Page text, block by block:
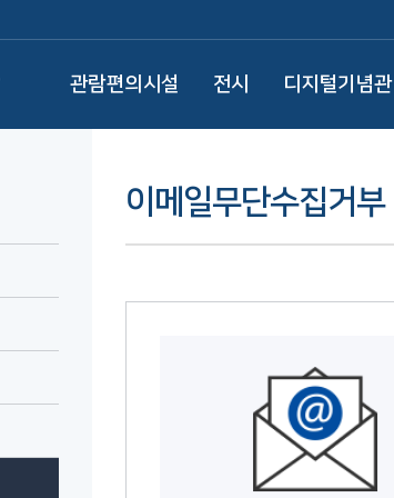
관람편의시설 전시 디지털기념관
이메일무단수집거부